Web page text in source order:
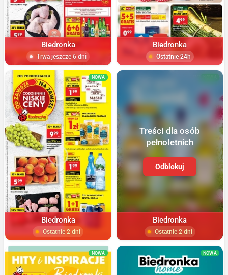
Biedronka
Trwa jeszcze 6 dni
Biedronka
Ostatnie 24h
NOWA
Biedronka
Ostatnie 2 dni
Treści dla osób
pełnoletnich
Odblokuj
Biedronka
Ostatnie 2 dni
NOWA NOWA